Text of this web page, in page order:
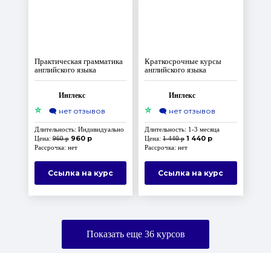
Практическая грамматика
английского языка
Инглекс
⭐ 🗨️ нет отзывов
Длительность: Индивидуально
Цена:960 р 960 р
Рассрочка: нет
Ссылка на курс
Краткосрочные курсы
английского языка
Инглекс
⭐ 🗨️ нет отзывов
Длительность: 1-3 месяца
Цена: 1 440 р 1 440 р
Рассрочка: нет
Ссылка на курс
Показать еще 36курсов